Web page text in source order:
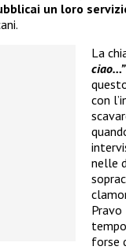
un loro
La
ciao…”
con
nelle
Pravo
forse